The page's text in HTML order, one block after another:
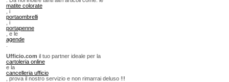
matite colorate
, i
portaombrelli
, i
portapenne
, e le
agende
Ufficio.com il tuo partner ideale per la
cartoleria online
e la
cancelleria ufficio
, prova il nostro servizio e non rimarrai deluso !!!